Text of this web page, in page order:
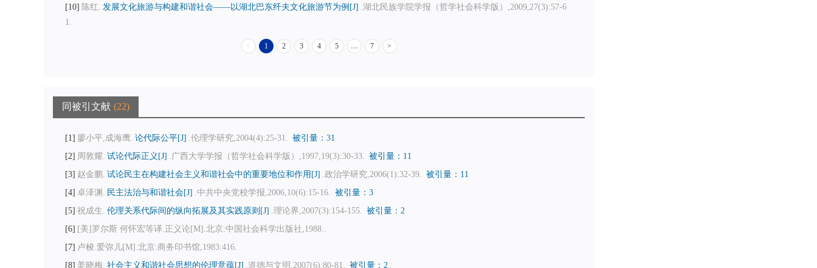
10
陈红. 发展文化旅游与构建和谐社会——以湖北巴东纤夫文化旅游节为例[J] .湖北民族学院学报（哲学社会科学版）,2009,27(3):57-6
1.
< 1 2 3 4 5 … 7 >
同被引文献 22
1 廖小平,成海鹰. 论代际公平[J] .伦理学研究,2004(4):25-31. 被引量：31
2 周敦耀. 试论代际正义[J] .广西大学学报（哲学社会科学版）,1997,19(3):30-33. 被引量：11
3 赵金鹏. 试论民主在构建社会主义和谐社会中的重要地位和作用[J] .政治学研究,2006(1):32-39. 被引量：11
4 卓泽渊. 民主法治与和谐社会[J] .中共中央党校学报,2006,10(6):15-16. 被引量：3
5 祝成生. 伦理关系代际间的纵向拓展及其实践原则[J] .理论界,2007(3):154-155. 被引量：2
6
[美]罗尔斯 何怀宏等译.正义论[M].北京:中国社会科学出版社,1988..
7
卢梭.爱弥儿[M].北京:商务印书馆,1983:416.
8 姜晓梅. 社会主义和谐社会思想的伦理意蕴[J] .道德与文明,2007(6):80-81. 被引量：2